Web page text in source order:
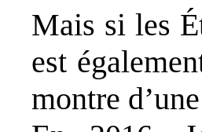
Mais si les
est
montre